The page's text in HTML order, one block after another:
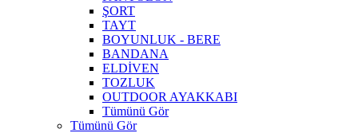
ŞORT
TAYT
BOYUNLUK - BERE
BANDANA
ELDİVEN
TOZLUK
OUTDOOR AYAKKABI
Tümünü Gör
Tümünü Gör